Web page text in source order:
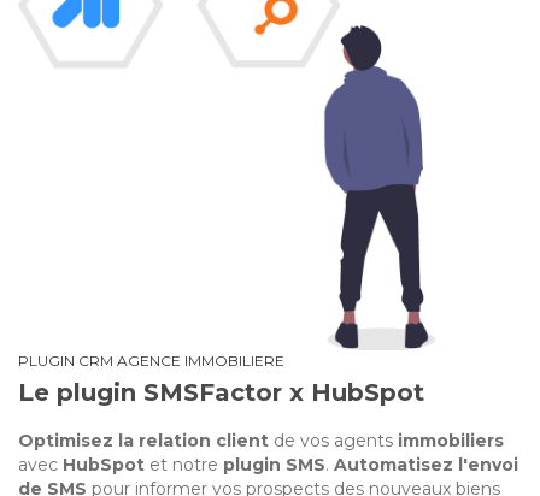
PLUGIN CRM AGENCE IMMOBILIERE
Le plugin SMSFactor x HubSpot
Optimisez la relation client de vos agents immobiliers
avec HubSpot et notre plugin SMS. Automatisez l'envoi
de SMS pour informer vos prospects des nouveaux biens